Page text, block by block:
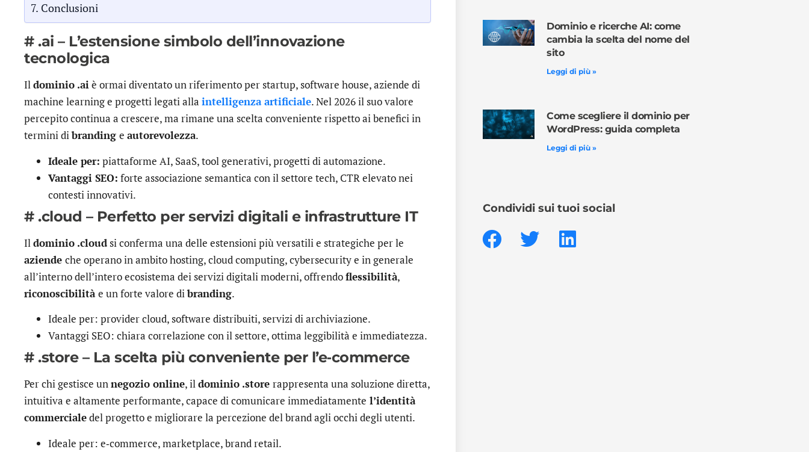
Conclusioni
# .ai – L’estensione simbolo dell’innovazione
tecnologica
Ildominio .aiè ormai diventato un riferimento per startup, software house, aziende di
machine learning e progetti legati alla intelligenza artificiale. Nel 2026 il suo valore
percepito continua a crescere, ma rimane una scelta conveniente rispetto ai benefici in
termini dibranding e autorevolezza.
Ideale per: piattaforme AI, SaaS, tool generativi, progetti di automazione.
Vantaggi SEO: forte associazione semantica con il settore tech, CTR elevato nei
contesti innovativi.
# .cloud – Perfetto per servizi digitali e infrastrutture IT
Ildominio .cloudsi conferma una delle estensioni più versatili e strategiche per le
aziende che operano in ambito hosting, cloud computing, cybersecurity e in generale
all’interno dell’intero ecosistema dei servizi digitali moderni, offrendoflessibilità,
riconoscibilitàe un forte valore dibranding.
Ideale per: provider cloud, software distribuiti, servizi di archiviazione.
Vantaggi SEO: chiara correlazione con il settore, ottima leggibilità e immediatezza.
# .store – La scelta più conveniente per l’e‑commerce
Per chi gestisce unnegozio online, ildominio .store rappresenta una soluzione diretta,
intuitiva e altamente performante, capace di comunicare immediatamente l’identità
commercialedel progetto e migliorare la percezione del brand agli occhi degli utenti.
Ideale per: e‑commerce, marketplace, brand retail.
Dominio e ricerche AI: come
cambia la scelta del nome del
sito
Leggi di più »
Come scegliere il dominio per
WordPress: guida completa
Leggi di più »
Condividi sui tuoi social